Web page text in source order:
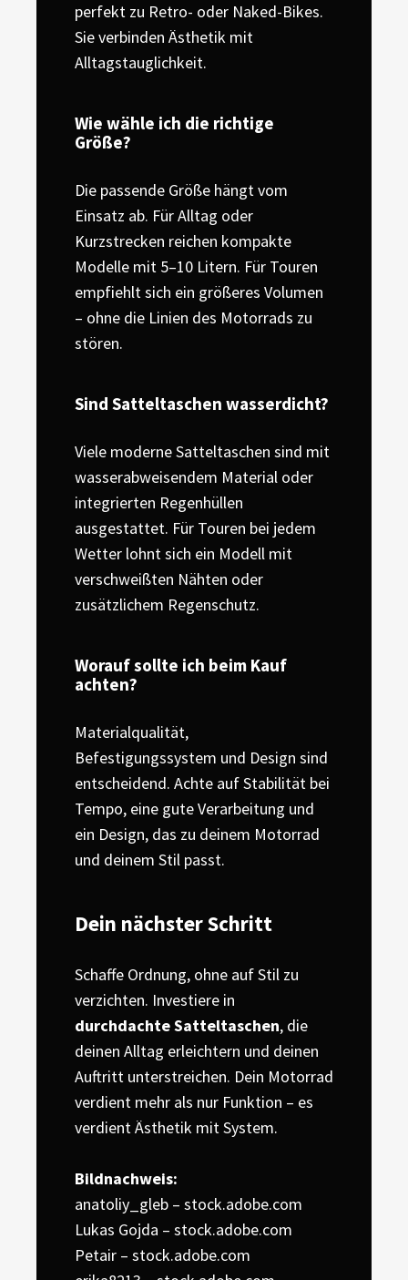
perfekt zu Retro- oder Naked-Bikes.
Sie verbinden Ästhetik mit
Alltagstauglichkeit.
Wie wähle ich die richtige
Größe?
Die passende Größe hängt vom
Einsatz ab. Für Alltag oder
Kurzstrecken reichen kompakte
Modelle mit 5–10 Litern. Für Touren
empfiehlt sich ein größeres Volumen
– ohne die Linien des Motorrads zu
stören.
Sind Satteltaschen wasserdicht?
Viele moderne Satteltaschen sind mit
wasserabweisendem Material oder
integrierten Regenhüllen
ausgestattet. Für Touren bei jedem
Wetter lohnt sich ein Modell mit
verschweißten Nähten oder
zusätzlichem Regenschutz.
Worauf sollte ich beim Kauf
achten?
Materialqualität,
Befestigungssystem und Design sind
entscheidend. Achte auf Stabilität bei
Tempo, eine gute Verarbeitung und
ein Design, das zu deinem Motorrad
und deinem Stil passt.
Dein nächster Schritt
Schaffe Ordnung, ohne auf Stil zu
verzichten. Investiere in
durchdachte Satteltaschen, die
deinen Alltag erleichtern und deinen
Auftritt unterstreichen. Dein Motorrad
verdient mehr als nur Funktion – es
verdient Ästhetik mit System.
Bildnachweis:
anatoliy_gleb – stock.adobe.com
Lukas Gojda – stock.adobe.com
Petair – stock.adobe.com